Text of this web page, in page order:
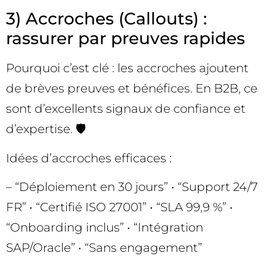
3) Accroches (Callouts) :
rassurer par preuves rapides
Pourquoi c’est clé : les accroches ajoutent
de brèves preuves et bénéfices. En B2B, ce
sont d’excellents signaux de confiance et
d’expertise. 🛡️
Idées d’accroches efficaces :
– “Déploiement en 30 jours” • “Support 24/7
FR” • “Certifié ISO 27001” • “SLA 99,9 %” •
“Onboarding inclus” • “Intégration
SAP/Oracle” • “Sans engagement”